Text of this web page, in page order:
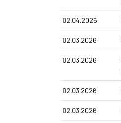
02.04.2026
02.03.2026
02.03.2026
02.03.2026
02.03.2026